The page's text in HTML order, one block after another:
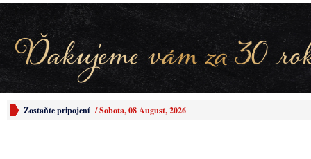
Zostaňte pripojení /Sobota, 08 August, 2026